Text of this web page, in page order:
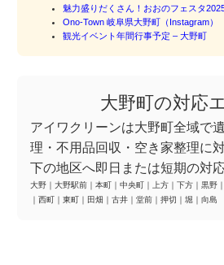
魅力盛りだくさん！おおのフェスタ
Ono-Town 岐阜県大野町（Instagram）
観光イベント年間行事予定 – 大野町
大野町の対応
アイワクリーンは大野町全域で
理・不用品回収・空き家整理に
下の地区へ即日または短期の対
大野 ｜ 大野駅前 ｜ 本町 ｜ 中央町 ｜ 上方 ｜ 下方 ｜ 黒野 ｜
｜ 西町 ｜ 東町 ｜ 田畑 ｜ 古井 ｜ 堂前 ｜ 押切 ｜ 堀 ｜ 向島